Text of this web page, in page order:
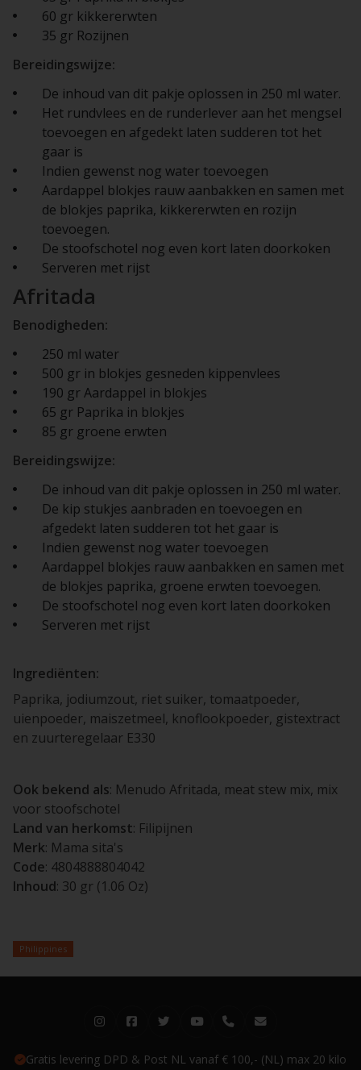
60 gr kikkererwten
35 gr Rozijnen
Bereidingswijze:
De inhoud van dit pakje oplossen in 250 ml water.
Het rundvlees en de runderlever aan het mengsel
toevoegen en afgedekt laten sudderen tot het
gaar is
Indien gewenst nog water toevoegen
Aardappel blokjes rauw aanbakken en samen met
de blokjes paprika, kikkererwten en rozijn
toevoegen.
De stoofschotel nog even kort laten doorkoken
Serveren met rijst
Afritada
Benodigheden:
250 ml water
500 gr in blokjes gesneden kippenvlees
190 gr Aardappel in blokjes
65 gr Paprika in blokjes
85 gr groene erwten
Bereidingswijze:
De inhoud van dit pakje oplossen in 250 ml water.
De kip stukjes aanbraden en toevoegen en
afgedekt laten sudderen tot het gaar is
Indien gewenst nog water toevoegen
Aardappel blokjes rauw aanbakken en samen met
de blokjes paprika, groene erwten toevoegen.
De stoofschotel nog even kort laten doorkoken
Serveren met rijst
Ingrediënten:
Paprika, jodiumzout, riet suiker, tomaatpoeder,
uienpoeder, maiszetmeel, knoflookpoeder, gistextract
en zuurteregelaar E330
Ook bekend als: Menudo Afritada, meat stew mix, mix
voor stoofschotel
Land van herkomst: Filipijnen
Merk: Mama sita's
Code: 4804888804042
Inhoud: 30 gr (1.06 Oz)
Philippines
Gratis levering DPD & Post NL vanaf € 100,- (NL) max 20 kilo